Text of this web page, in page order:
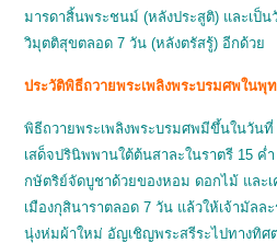
มารดาสิ้นพระชนม์ (หลังประสูติ) และเป็
วิมุตติสุขตลอด 7 วัน (หลังตรัสรู้) อีกด้วย
ประวัติพิธีถวายพระเพลิงพระบรมศพในพุ
พิธีถวายพระเพลิงพระบรมศพมีขึ้นในวัน
เสด็จปรินิพพานใต้ต้นสาละในราตรี 15 ค่
กษัตริย์จัดบูชาด้วยของหอม ดอกไม้ และ
เมืองกุสินาราตลอด 7 วัน แล้วให้เจ้ามัลล
นุ่งห่มผ้าใหม่ อัญเชิญพระสรีระไปทางทิศ